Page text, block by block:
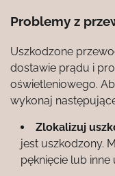
Problemy z
Uszkodzone
dostawie prądu i
oświetleniowego.
wykonaj
Zlokalizuj
jest uszkodzony.
pęknięcie lub inne